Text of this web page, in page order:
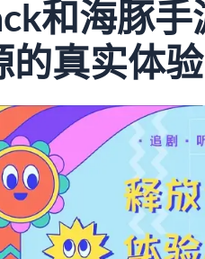
和海豚
的真实体验